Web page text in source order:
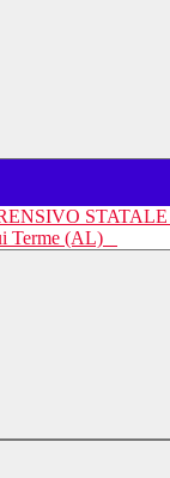
Terme (AL)